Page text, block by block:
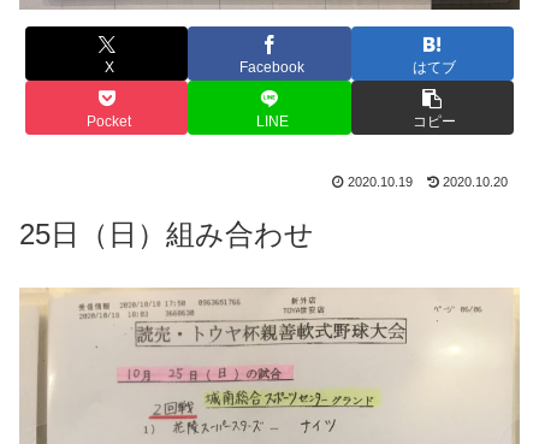
X Facebook はてブ
Pocket LINE コピー
2020.10.19 2020.10.20
25日（日）組み合わせ